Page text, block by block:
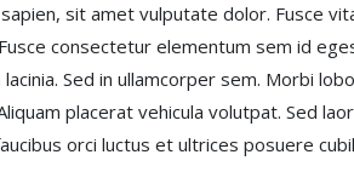
sit amet vulputate dolor. Fusce
consectetur elementum sem id
Sed in ullamcorper sem. Morbi
placerat vehicula volutpat. Sed
orci luctus et ultrices posuere